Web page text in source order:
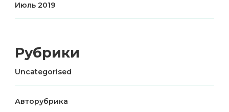
Июль 2019
Рубрики
Uncategorised
Авторубрика